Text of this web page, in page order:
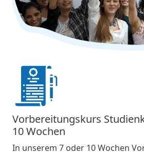
Vorbereitungskurs
10 Wochen
In unserem 7 oder 10 Wochen